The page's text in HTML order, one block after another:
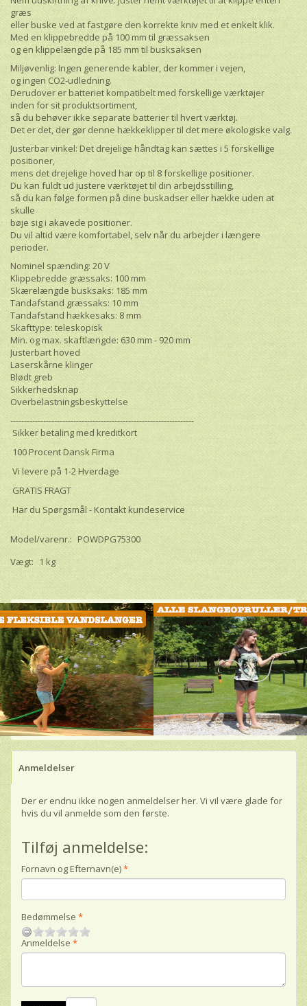
græs
eller buske ved at fastgøre den korrekte kniv med et enkelt klik.
Med en klippebredde på 100 mm til græssaksen
og en klippelængde på 185 mm til busksaksen
Miljøvenlig: Ingen generende kabler, der kommer i vejen,
og ingen CO2-udledning.
Derudover er batteriet kompatibelt med forskellige værktøjer
inden for sit produktsortiment,
så du behøver ikke separate batterier til hvert værktøj.
Det er det, der gør denne hækkeklipper til det mere økologiske valg.
Justerbar vinkel: Det drejelige håndtag kan sættes i 5 forskellige
positioner,
mens det drejelige hoved har op til 8 forskellige positioner.
Du kan fuldt ud justere værktøjet til din arbejdsstilling,
så du kan følge formen på dine buskadser eller hække uden at
skulle
bøje sig i akavede positioner.
Du vil altid være komfortabel, selv når du arbejder i længere
perioder.
Nominel spænding: 20 V
Klippebredde græssaks: 100 mm
Skærelængde busksaks: 185 mm
Tandafstand græssaks: 10 mm
Tandafstand hækkesaks: 8 mm
Skafttype: teleskopisk
Min. og max. skaftlængde: 630 mm - 920 mm
Justerbart hoved
Laserskårne klinger
Blødt greb
Sikkerhedsknap
Overbelastningsbeskyttelse
-------------------------------------------------------------------
Sikker betaling med kreditkort
100 Procent Dansk Firma
Vi levere på 1-2 Hverdage
GRATIS FRAGT
Har du Spørgsmål - Kontakt kundeservice
Model/varenr.: POWDPG75300
Vægt: 1 kg
Anmeldelser
Der er endnu ikke nogen anmeldelser her. Vi vil være glade for
hvis du vil anmelde som den første.
Tilføj anmeldelse:
Fornavn og Efternavn(e)
Bedømmelse
Anmeldelse